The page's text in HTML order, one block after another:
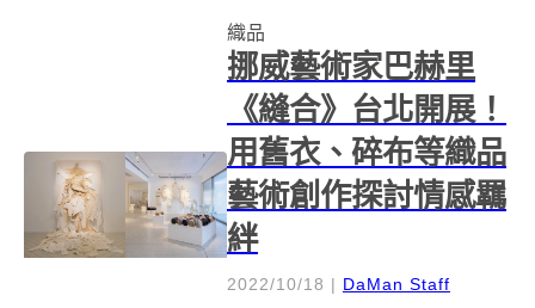
質感襪著，使兩件典藏品之意象
一躍成為行走...
織品
挪威藝術家巴赫里
《縫合》台北開展！
用舊衣、碎布等織品
藝術創作探討情感羈
絆
2022/10/18 | DaMan Staff